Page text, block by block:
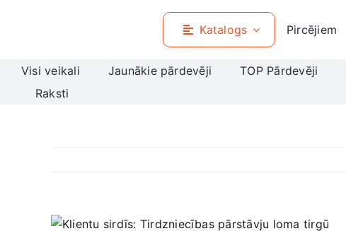
Katalogs Pircējiem
Visi veikali Jaunākie pārdevēji TOP Pārdevēji
Raksti
View